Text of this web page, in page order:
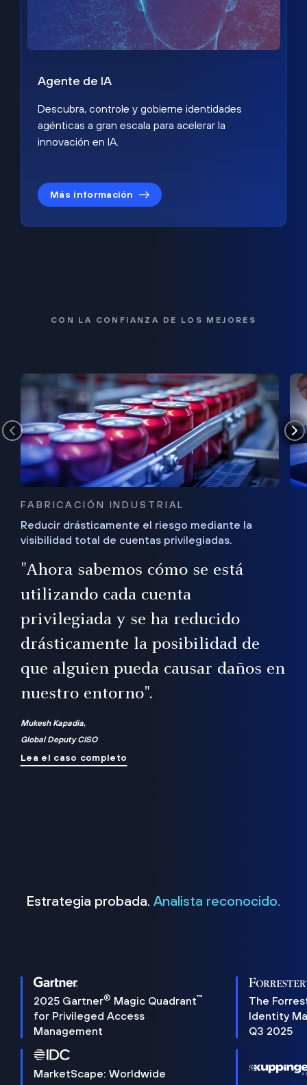
Agente de IA
Descubra, controle y gobierne identidades
agénticas a gran escala para acelerar la
innovación en IA.
Más información
CON LA CONFIANZA DE LOS MEJORES
FABRICACIÓN INDUSTRIAL
Reducir drásticamente el riesgo mediante la
visibilidad total de cuentas privilegiadas.
"Ahora sabemos cómo se está
utilizando cada cuenta
privilegiada y se ha reducido
drásticamente la posibilidad de
que alguien pueda causar daños en
nuestro entorno".
Mukesh Kapadia,
Global Deputy CISO
Lea el caso completo
Estrategia probada. Analista reconocido.
2025 Gartner® Magic Quadrant™
for Privileged Access
Management
The
Identity
Q3 2025
MarketScape: Worldwide